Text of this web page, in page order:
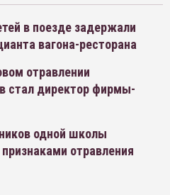
в поезде задержали
вагона-ресторана
отравлении
стал директор фирмы-
одной школы
отравления